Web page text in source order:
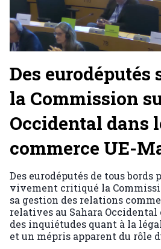
Des eurodéputés
la Commission
Occidental dans
commerce UE-
Des eurodéputés de tous bords
vivement critiqué la
sa gestion des relations
relatives au Sahara Occidental
des inquiétudes quant à la
et un mépris apparent du rôle